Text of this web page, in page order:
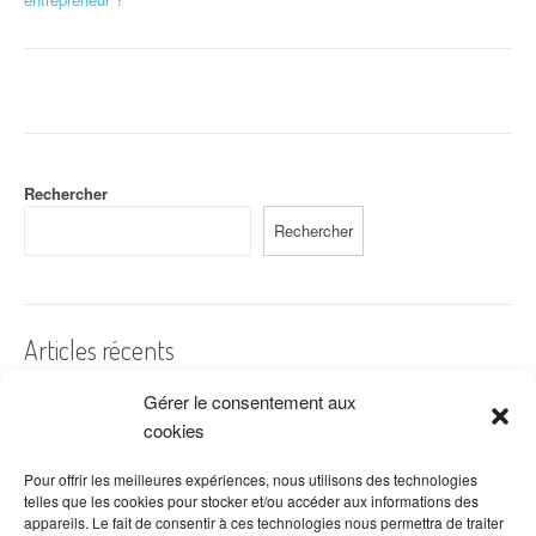
Gérer le consentement aux
cookies
Pour offrir les meilleures expériences, nous utilisons des technologies
telles que les cookies pour stocker et/ou accéder aux informations des
appareils. Le fait de consentir à ces technologies nous permettra de traiter
n
a
r
Rechercher
Rechercher
Articles récents
Une assurance RCPRO est-elle obligatoire en tant qu’auto
Quelles sont mes obligations en tant que travailleur indépendant ?